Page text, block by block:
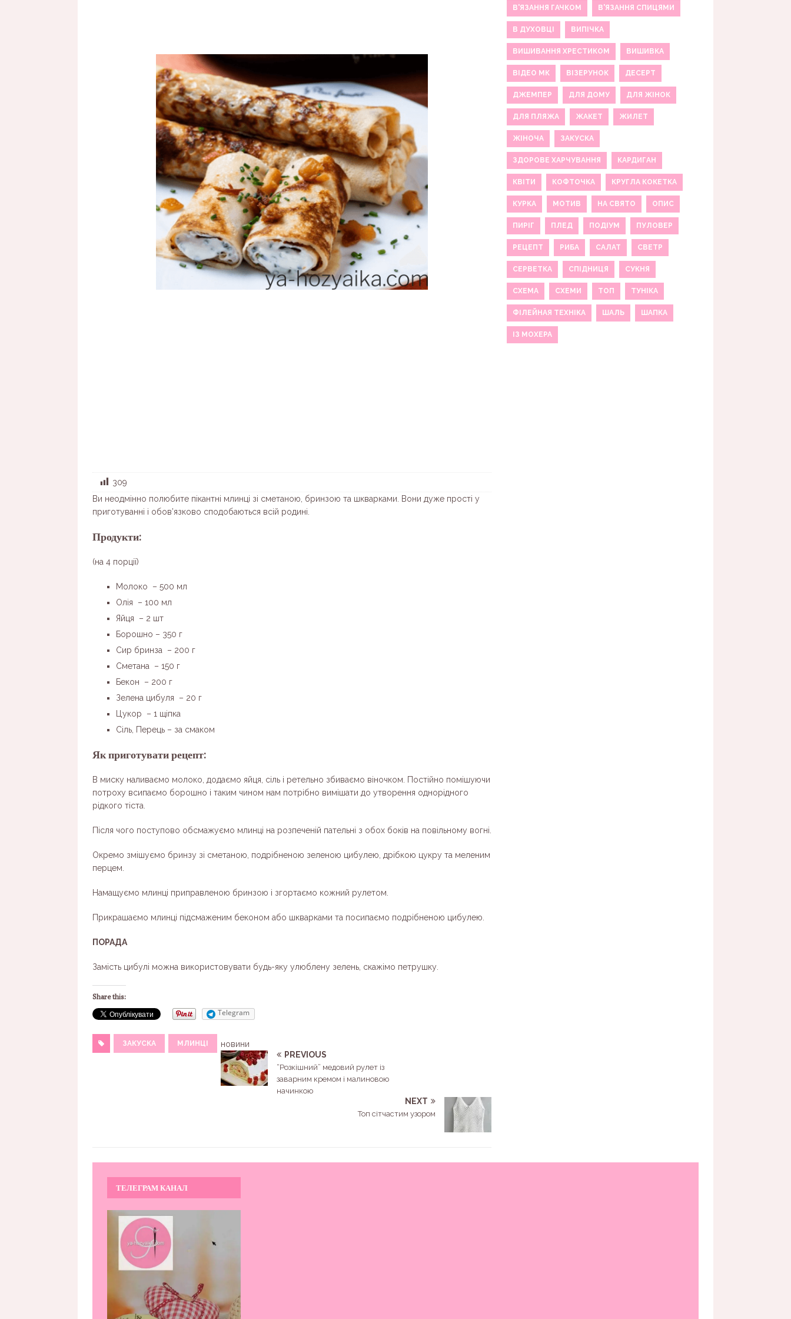
309
Ви неодмінно полюбите пікантні млинці зі сметаною, бринзою та шкварками. Вони дуже прості у
приготуванні і обов’язково сподобаються всій родині.
Продукти:
(на 4 порції)
Молоко – 500 мл
Олія – 100 мл
Яйця – 2 шт
Борошно – 350 г
Сир бринза – 200 г
Сметана – 150 г
Бекон – 200 г
Зелена цибуля – 20 г
Цукор – 1 щіпка
Сіль, Перець – за смаком
Як приготувати рецепт:
В миску наливаємо молоко, додаємо яйця, сіль і ретельно збиваємо віночком. Постійно помішуючи
потроху всипаємо борошно і таким чином нам потрібно вимішати до утворення однорідного
рідкого тіста.
Після чого поступово обсмажуємо млинці на розпеченій пательні з обох боків на повільному вогні.
Окремо змішуємо бринзу зі сметаною, подрібненою зеленою цибулею, дрібкою цукру та меленим
перцем.
Намащуємо млинці приправленою бринзою і згортаємо кожний рулетом.
Прикрашаємо млинці підсмаженим беконом або шкварками та посипаємо подрібненою цибулею.
ПОРАДА
Замість цибулі можна використовувати будь-яку улюблену зелень, скажімо петрушку.
Share this:
Telegram
ЗАКУСКА МЛИНЦІ
новини
PREVIOUS
“Розкішний” медовий рулет із
заварним кремом і малиновою
начинкою
NEXT
Топ сітчастим узором
В'ЯЗАННЯ ГАЧКОМ В'ЯЗАННЯ СПИЦЯМИ
В ДУХОВЦІ ВИПІЧКА
ВИШИВАННЯ ХРЕСТИКОМ ВИШИВКА
ВІДЕО МК ВІЗЕРУНОК ДЕСЕРТ
ДЖЕМПЕР ДЛЯ ДОМУ ДЛЯ ЖІНОК
ДЛЯ ПЛЯЖА ЖАКЕТ ЖИЛЕТ
ЖІНОЧА ЗАКУСКА
ЗДОРОВЕ ХАРЧУВАННЯ КАРДИГАН
КВІТИ КОФТОЧКА КРУГЛА КОКЕТКА
КУРКА МОТИВ НА СВЯТО ОПИС
ПИРІГ ПЛЕД ПОДІУМ ПУЛОВЕР
РЕЦЕПТ РИБА САЛАТ СВЕТР
СЕРВЕТКА СПІДНИЦЯ СУКНЯ
СХЕМА СХЕМИ ТОП ТУНІКА
ФІЛЕЙНАЯ ТЕХНІКА ШАЛЬ ШАПКА
ІЗ МОХЕРА
ТЕЛЕГРАМ КАНАЛ